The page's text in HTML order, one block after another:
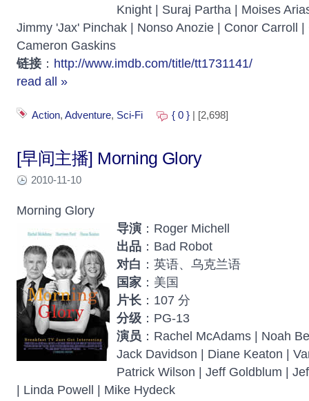
Knight | Suraj Partha | Moises
Jimmy 'Jax' Pinchak | Nonso Anozie | Conor Carroll
Cameron Gaskins
链接 ： http://www.imdb.com/title/tt1731141/
read all »
Action, Adventure, Sci-Fi { 0 } | [2,698]
[早间主播] Morning Glory
2010-11-10
Morning Glory
导演 ：Roger Michell
出品 ：Bad Robot
对白 ：英语、乌克兰语
国家 ：美国
片长 ：107 分
分级 ：PG-13
演员 ：Rachel McAdams | Noah
Jack Davidson | Diane Keaton |
Patrick Wilson | Jeff Goldblum |
| Linda Powell | Mike Hydeck